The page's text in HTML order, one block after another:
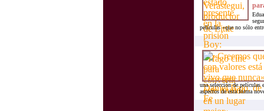
películas «que no sólo
una selección de películas
aspectos de esta forma